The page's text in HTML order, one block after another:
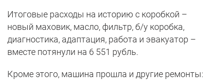
Итоговые расходы на историю с коробкой –
новый маховик, масло, фильтр, б/у коробка,
диагностика, адаптация, работа и эвакуатор –
вместе потянули на 6 551 рубль.
Кроме этого, машина прошла и другие ремонты: